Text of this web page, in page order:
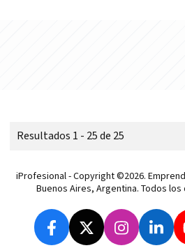
Resultados 1 - 25 de 25
iProfesional - Copyright ©2026.
Buenos Aires, Argentina. Todos